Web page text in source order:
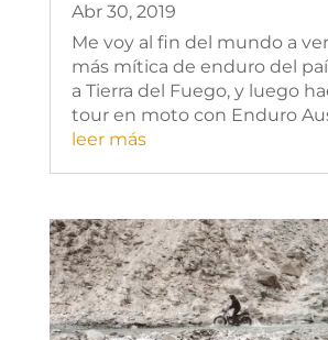
Abr 30, 2019
Me voy al fin del mundo a
más mítica de enduro del
a Tierra del Fuego, y luego
tour en moto con Enduro
leer más